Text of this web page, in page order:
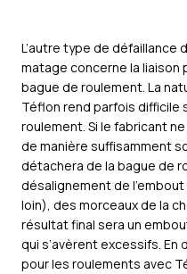
L’autre type de défaillance
matage concerne la liaison
bague de roulement. La
Téflon rend parfois difficile
roulement. Si le fabricant
de manière suffisamment
détachera de la bague de
désalignement de
loin), des morceaux de la
résultat final sera un
qui s’avèrent excessifs.
pour les roulements avec